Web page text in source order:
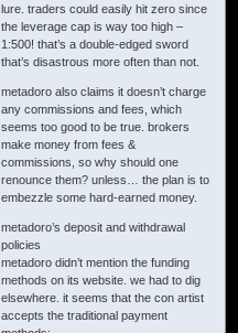
lure. traders could easily hit zero since
the leverage cap is way too high –
1:500! that’s a double-edged sword
that’s disastrous more often than not.
metadoro also claims it doesn’t charge
any commissions and fees, which
seems too good to be true. brokers
make money from fees &
commissions, so why should one
renounce them? unless… the plan is to
embezzle some hard-earned money.
metadoro’s deposit and withdrawal
policies
metadoro didn’t mention the funding
methods on its website. we had to dig
elsewhere. it seems that the con artist
accepts the traditional payment